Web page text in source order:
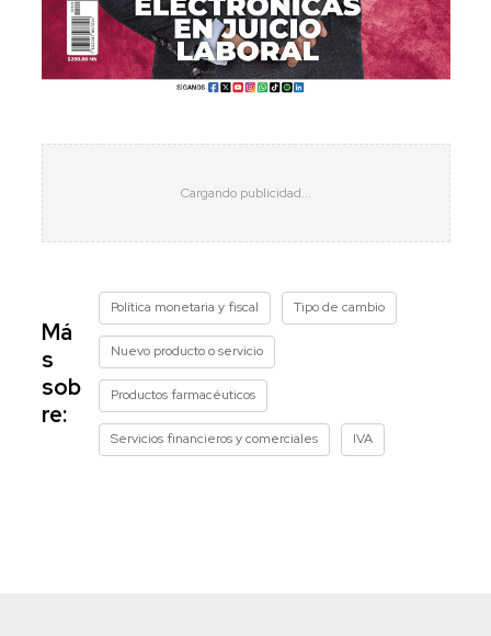
Má
s
sob
re:
Política monetaria y fiscal Tipo de cambio
Nuevo producto o servicio
Productos farmacéuticos
Servicios financieros y comerciales IVA